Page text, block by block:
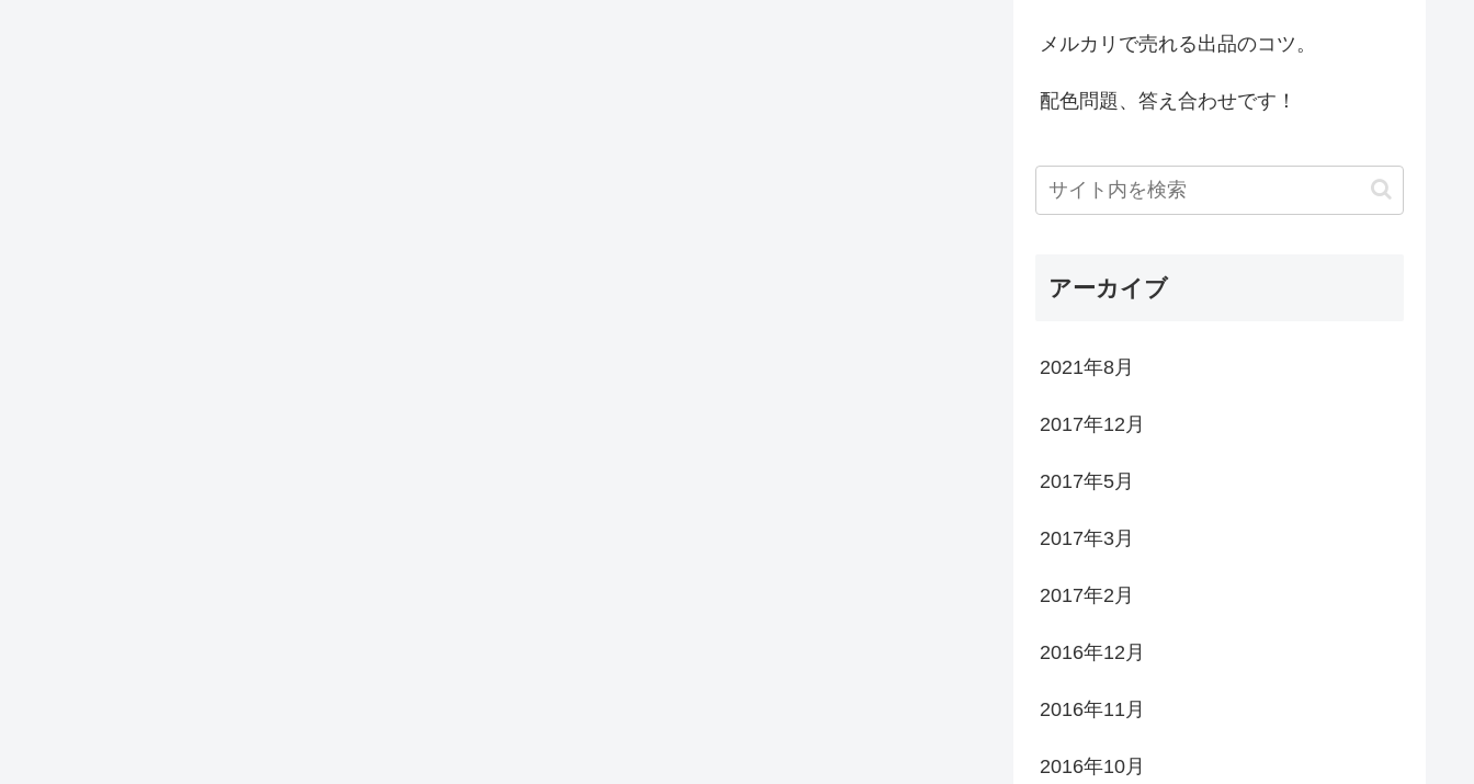
メルカリで売れる出品のコツ。
配色問題、答え合わせです！
アーカイブ
2021年8月
2017年12月
2017年5月
2017年3月
2017年2月
2016年12月
2016年11月
2016年10月